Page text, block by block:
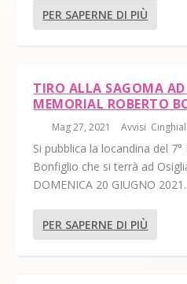
PER SAPERNE DI PIÙ
TIRO ALLA SAGOMA
MEMORIAL ROBERTO
Mag 27, 2021 |Avvisi
Si pubblica la locandina del
Bonfiglio che si terrà ad
DOMENICA 20 GIUGNO 2021.
PER SAPERNE DI PIÙ